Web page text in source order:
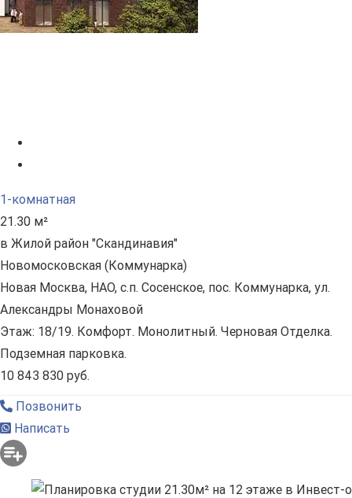
1-комнатная
21.30 м²
в Жилой район "Скандинавия"
Новомосковская (Коммунарка)
Новая Москва, НАО, с.п. Сосенское, пос. Коммунарка, ул.
Александры Монаховой
Этаж: 18/19. Комфорт. Монолитный. Черновая Отделка.
Подземная парковка.
10 843 830 руб.
Позвонить
Написать